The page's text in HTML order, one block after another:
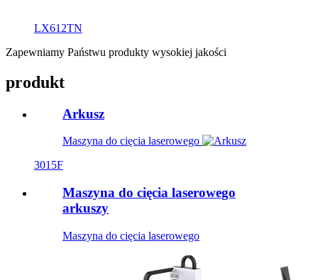
LX612TN
Zapewniamy Państwu produkty wysokiej jakości
produkt
Arkusz
Maszyna do cięcia laserowego
3015F
Maszyna do cięcia laserowego
arkuszy
Maszyna do cięcia laserowego